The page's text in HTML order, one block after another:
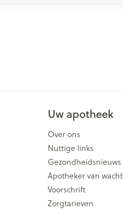
Uw apotheek
Over ons
Nuttige links
Gezondheidsnieuws
Apotheker van wacht
Voorschrift
Zorgtarieven